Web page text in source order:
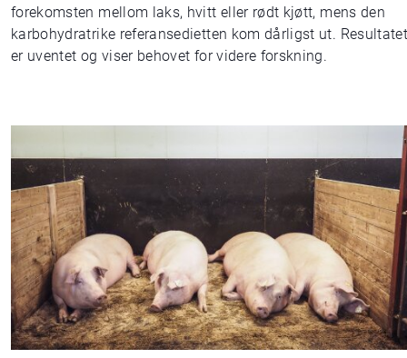
forekomsten mellom laks, hvitt eller rødt kjøtt, mens den
karbohydratrike referansedietten kom dårligst ut.
er uventet og viser behovet for videre forskning.